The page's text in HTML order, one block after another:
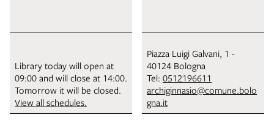
Library today will open at
09:00 and will close at 14:00.
Tomorrow it will be closed.
View all schedules.
Piazza Luigi Galvani, 1 -
40124 Bologna
Tel: 0512196611
archiginnasio@comune.bolo
gna.it